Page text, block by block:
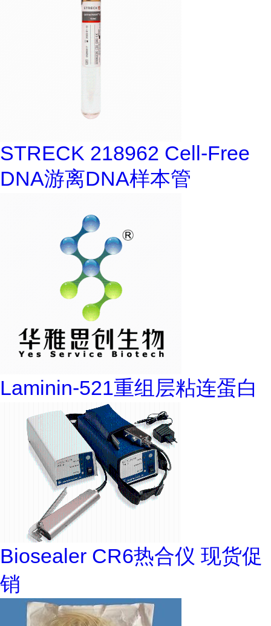
STRECK 218962 Cell-Free
DNA游离DNA样本管
Laminin-521重组层粘连蛋白
Biosealer CR6热合仪 现货促
销